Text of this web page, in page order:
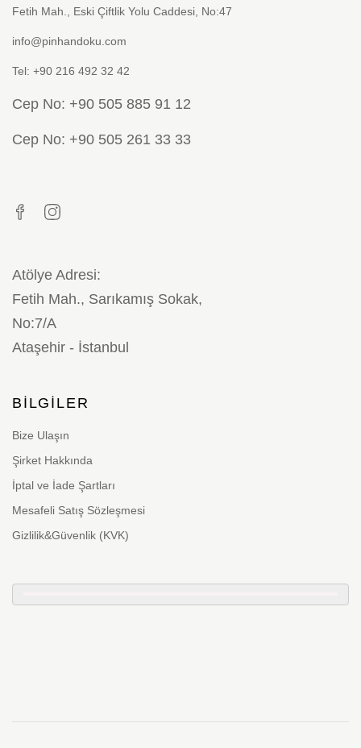
Fetih Mah., Eski Çiftlik Yolu Caddesi, No:47
info@pinhandoku.com
Tel: +90 216 492 32 42
Cep No: +90 505 885 91 12
Cep No: +90 505 261 33 33
Atölye Adresi:
Fetih Mah., Sarıkamış Sokak,
No:7/A
Ataşehir - İstanbul
BILGILER
Bize Ulaşın
Şirket Hakkında
İptal ve İade Şartları
Mesafeli Satış Sözleşmesi
Gizlilik&Güvenlik (KVK)